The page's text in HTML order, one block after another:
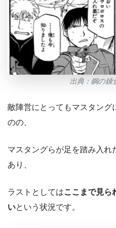
出典：鋼の
敵陣営にとってもマスタング
のの、
マスタングらが足を踏み入れ
あり、
ラストとしてはここまで見ら
いという状況です。